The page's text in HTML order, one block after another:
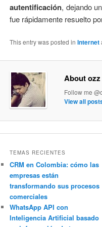
autentificación, dejando
fue rápidamente resuelto
This entry was posted inInternet
About ozz
Follow me
View all
TEMAS RECIENTES
CRM en Colombia: cómo las
empresas están
transformando sus procesos
comerciales
WhatsApp API con
Inteligencia Artificial basado